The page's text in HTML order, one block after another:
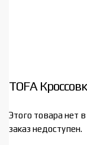
TOFA
Этого товара нет
заказ недоступен.